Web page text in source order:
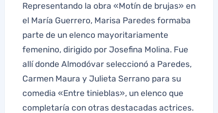
Representando la obra «Motín de brujas» en
el María Guerrero, Marisa Paredes formaba
parte de un elenco mayoritariamente
femenino, dirigido por Josefina Molina. Fue
allí donde Almodóvar seleccionó a Paredes,
Carmen Maura y Julieta Serrano para su
comedia «Entre tinieblas», un elenco que
completaría con otras destacadas actrices.